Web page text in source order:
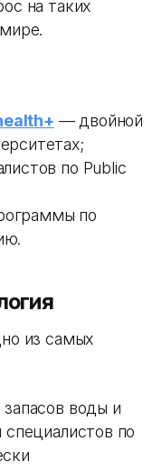
на таких
— двойной
по Public
по
из самых
воды и
по